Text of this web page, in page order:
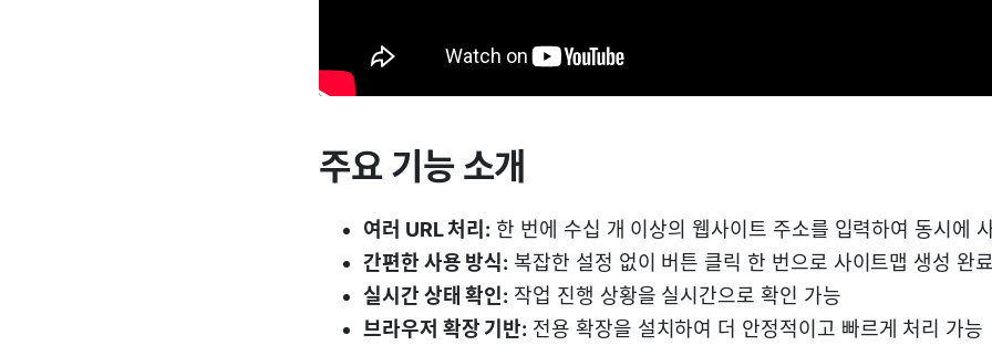
주요 기능 소개
여러 URL 처리: 한 번에 수십 개 이상의 웹사이트 주소를 입력하여 동시에
간편한 사용 방식: 복잡한 설정 없이 버튼 클릭 한 번으로 사이트맵 생성 완료
실시간 상태 확인: 작업 진행 상황을 실시간으로 확인 가능
브라우저 확장 기반: 전용 확장을 설치하여 더 안정적이고 빠르게 처리 가능